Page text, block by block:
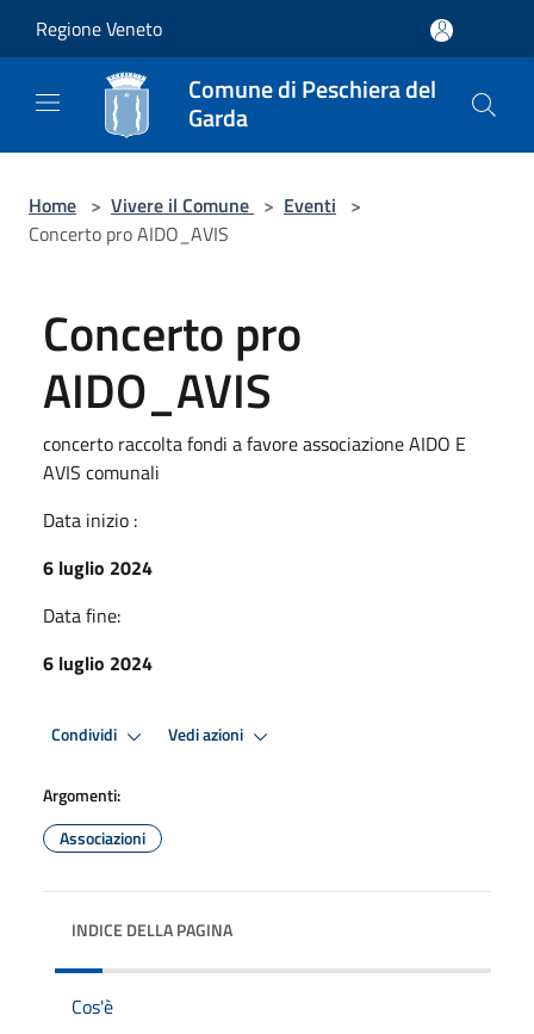
Regione Veneto
Comune di Peschiera del
Garda
Home > Vivere il Comune > Eventi >
Concerto pro AIDO_AVIS
Concerto pro
AIDO_AVIS
concerto raccolta fondi a favore associazione AIDO E
AVIS comunali
Data inizio :
6 luglio 2024
Data fine:
6 luglio 2024
Condividi Vedi azioni
Argomenti:
Associazioni
INDICE DELLA PAGINA
Cos'è